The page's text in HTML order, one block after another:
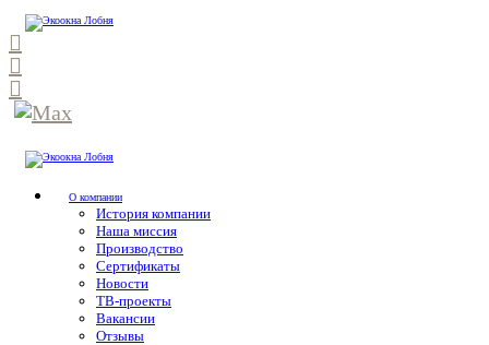
О компании
История компании
Наша миссия
Производство
Сертификаты
Новости
ТВ-проекты
Вакансии
Отзывы